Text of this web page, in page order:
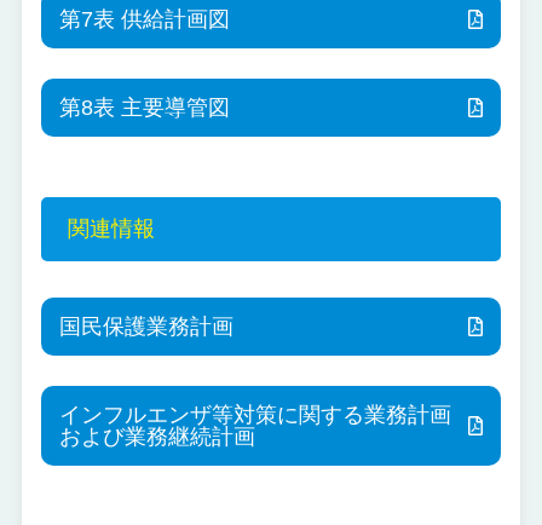
第7表 供給計画図
第8表 主要導管図
関連情報
国民保護業務計画
インフルエンザ等対策に関する業務計画
および業務継続計画